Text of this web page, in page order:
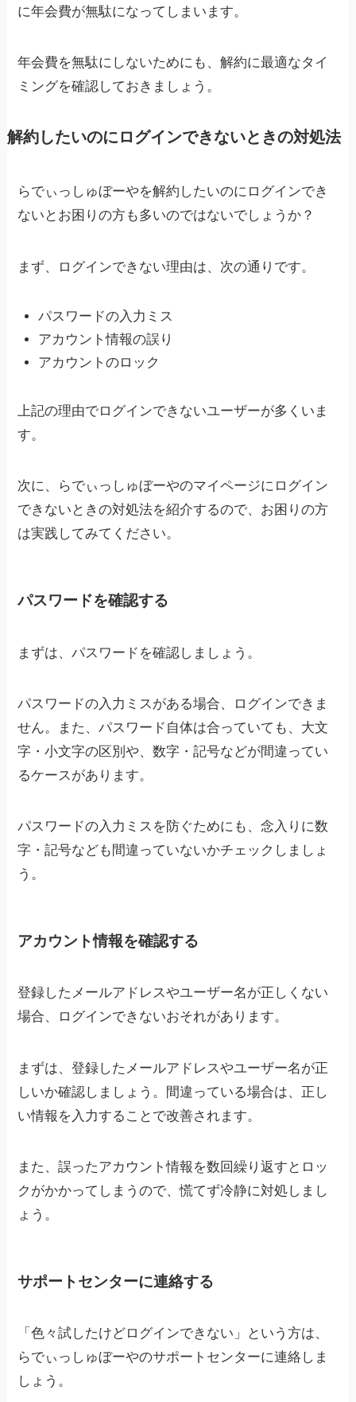
に年会費が無駄になってしまいます。
年会費を無駄にしないためにも、解約に最適なタイ
ミングを確認しておきましょう。
解約したいのにログインできないときの対処法
らでぃっしゅぼーやを解約したいのにログインでき
ないとお困りの方も多いのではないでしょうか？
まず、ログインできない理由は、次の通りです。
パスワードの入力ミス
アカウント情報の誤り
アカウントのロック
上記の理由でログインできないユーザーが多くいま
す。
次に、らでぃっしゅぼーやのマイページにログイン
できないときの対処法を紹介するので、お困りの方
は実践してみてください。
パスワードを確認する
まずは、パスワードを確認しましょう。
パスワードの入力ミスがある場合、ログインできま
せん。また、パスワード自体は合っていても、大文
字・小文字の区別や、数字・記号などが間違ってい
るケースがあります。
パスワードの入力ミスを防ぐためにも、念入りに数
字・記号なども間違っていないかチェックしましょ
う。
アカウント情報を確認する
登録したメールアドレスやユーザー名が正しくない
場合、ログインできないおそれがあります。
まずは、登録したメールアドレスやユーザー名が正
しいか確認しましょう。間違っている場合は、正し
い情報を入力することで改善されます。
また、誤ったアカウント情報を数回繰り返すとロッ
クがかかってしまうので、慌てず冷静に対処しまし
ょう。
サポートセンターに連絡する
「色々試したけどログインできない」という方は、
らでぃっしゅぼーやのサポートセンターに連絡しま
しょう。